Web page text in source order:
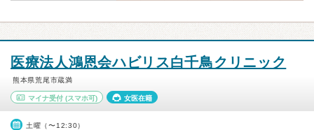
医療法人鴻恩会ハビリス白千鳥クリニック
熊本県荒尾市蔵満
マイナ受付 (スマホ可) 女医在籍
土曜（〜12:30）